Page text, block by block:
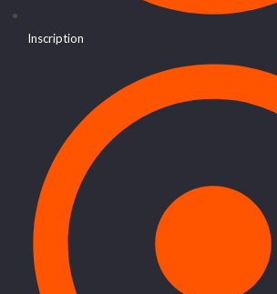
Inscription